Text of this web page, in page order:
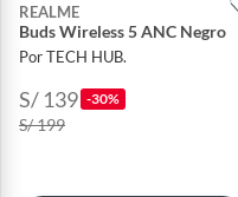
REALME
Buds Wireless 5 ANC Negro
Por TECH HUB.
S/ 139 -30%
S/ 199